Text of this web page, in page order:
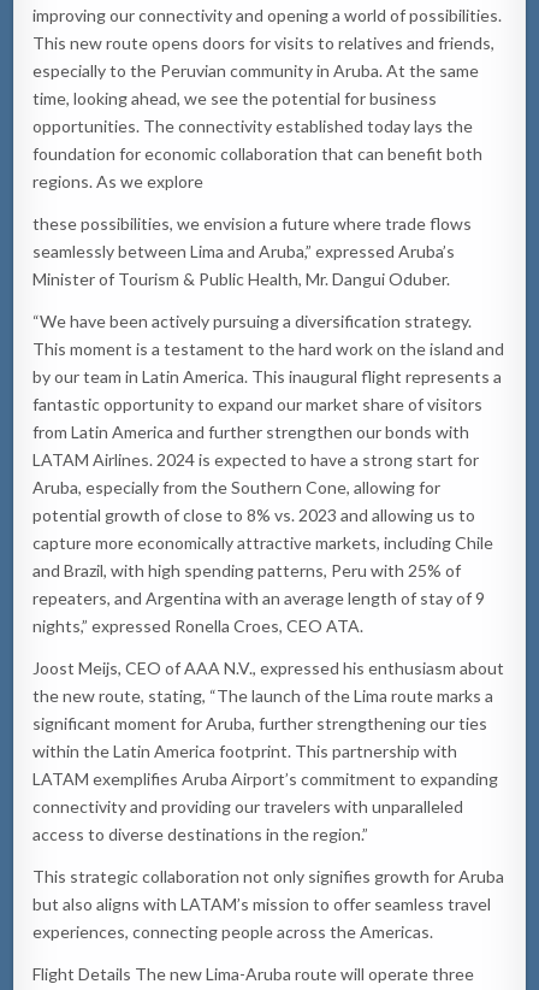
improving our connectivity and opening a world of possibilities.
This new route opens doors for visits to relatives and friends,
especially to the Peruvian community in Aruba. At the same
time, looking ahead, we see the potential for business
opportunities. The connectivity established today lays the
foundation for economic collaboration that can benefit both
regions. As we explore
these possibilities, we envision a future where trade flows
seamlessly between Lima and Aruba,” expressed Aruba’s
Minister of Tourism & Public Health, Mr. Dangui Oduber.
“We have been actively pursuing a diversification strategy.
This moment is a testament to the hard work on the island and
by our team in Latin America. This inaugural flight represents a
fantastic opportunity to expand our market share of visitors
from Latin America and further strengthen our bonds with
LATAM Airlines. 2024 is expected to have a strong start for
Aruba, especially from the Southern Cone, allowing for
potential growth of close to 8% vs. 2023 and allowing us to
capture more economically attractive markets, including Chile
and Brazil, with high spending patterns, Peru with 25% of
repeaters, and Argentina with an average length of stay of 9
nights,” expressed Ronella Croes, CEO ATA.
Joost Meijs, CEO of AAA N.V., expressed his enthusiasm about
the new route, stating, “The launch of the Lima route marks a
significant moment for Aruba, further strengthening our ties
within the Latin America footprint. This partnership with
LATAM exemplifies Aruba Airport’s commitment to expanding
connectivity and providing our travelers with unparalleled
access to diverse destinations in the region.”
This strategic collaboration not only signifies growth for Aruba
but also aligns with LATAM’s mission to offer seamless travel
experiences, connecting people across the Americas.
Flight Details The new Lima-Aruba route will operate three